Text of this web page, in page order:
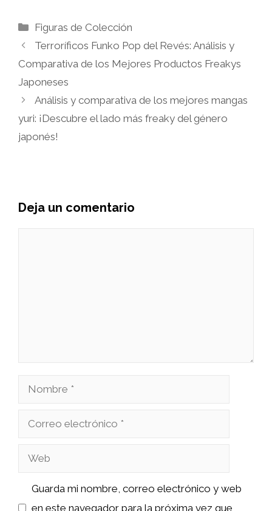
Categorías
Figuras de Colección
Terroríficos Funko Pop del Revés: Análisis y
Comparativa de los Mejores Productos Freakys
Japoneses
Análisis y comparativa de los mejores mangas
yuri: ¡Descubre el lado más freaky del género
japonés!
Deja un comentario
Nombre
Correo
Web
Guarda mi nombre, correo electrónico y web
en este navegador para la próxima vez que